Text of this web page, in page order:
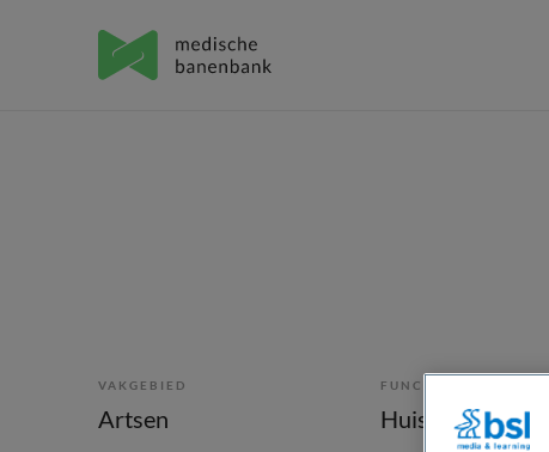
VAKGEBIED
Artsen
FUNCTIE
Huisarts